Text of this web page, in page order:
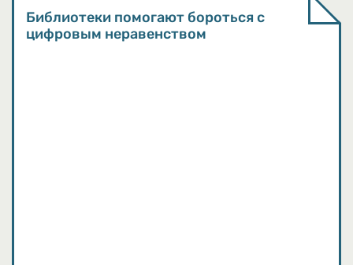
Библиотеки помогают бороться с
цифровым неравенством